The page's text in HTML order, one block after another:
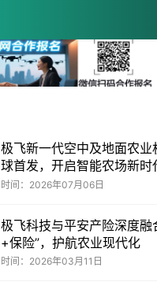
极飞新一代空中及地面农业
球首发，开启智能农场新时
时间：2026年07月06日
极飞科技与平安产险深度融
+保险”，护航农业现代化
时间：2026年03月11日